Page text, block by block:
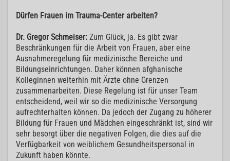
Dürfen Frauen im Trauma-Center arbeiten?
Dr. Gregor Schmeiser: Zum Glück, ja. Es gibt zwar
Beschränkungen für die Arbeit von Frauen, aber eine
Ausnahmeregelung für medizinische Bereiche und
Bildungseinrichtungen. Daher können afghanische
Kolleginnen weiterhin mit Ärzte ohne Grenzen
zusammenarbeiten. Diese Regelung ist für unser Team
entscheidend, weil wir so die medizinische Versorgung
aufrechterhalten können. Da jedoch der Zugang zu höherer
Bildung für Frauen und Mädchen eingeschränkt ist, sind wir
sehr besorgt über die negativen Folgen, die dies auf die
Verfügbarkeit von weiblichem Gesundheitspersonal in
Zukunft haben könnte.